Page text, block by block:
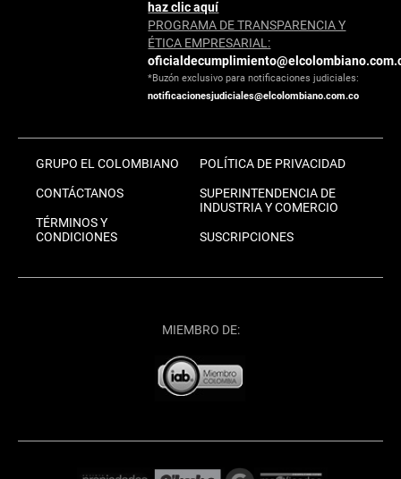
haz clic aquí
PROGRAMA DE TRANSPARENCIA Y
ÉTICA EMPRESARIAL:
*Buzón exclusivo para notificaciones judiciales:
notificacionesjudiciales@elcolombiano.com.co
GRUPO EL COLOMBIANO
CONTÁCTANOS
TÉRMINOS Y
CONDICIONES
POLÍTICA DE PRIVACIDAD
SUPERINTENDENCIA DE
INDUSTRIA Y COMERCIO
SUSCRIPCIONES
MIEMBRO DE: